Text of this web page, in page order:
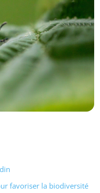
favoriser la biodiversité